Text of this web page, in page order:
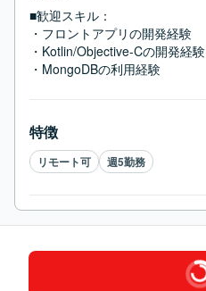
■歓迎スキル：
・フロントアプリの開発経験
・Kotlin/Objective-Cの開発経験
・MongoDBの利用経験
特徴
リモート可 週5勤務